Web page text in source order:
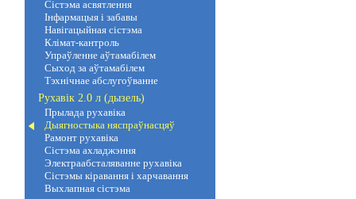
Сістэма асвятлення
Інфармацыя і забавы
Навігацыйная сістэма
Клімат-кантроль
Упраўленне аўтамабілем
Сыход за аўтамабілем
Тэхнічнае абслугоўванне
Рухавік 2.0 л (дызель)
Прылада рухавіка
Дыягностыка няспраўнасцяў
Рамонт рухавіка
Сістэма ахладжэння
Электраабсталяванне рухавіка
Сістэмы кіравання і харчавання
Выхлапная сістэма